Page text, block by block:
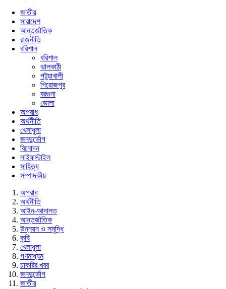
জাতীয়
সারাদেশ
আন্তর্জাতিক
রাজনীতি
বরিশাল
বরিশাল
ঝালকাঠী
পটুয়াখালী
পিরোজপুর
বরগুনা
ভোলা
অপরাধ
অর্থনীতি
খেলাধুলা
জনদুর্ভোগ
বিনোদন
লাইফস্টাইল
সাহিত্য
সম্পাদকীয়
অপরাধ
অর্থনীতি
আইন-আদালত
আন্তর্জাতিক
উন্নয়ন ও সমৃদ্ধি
কৃষি
খেলাধুলা
গণমাধ্যম
চাকরির খবর
জনদুর্ভোগ
জাতীয়